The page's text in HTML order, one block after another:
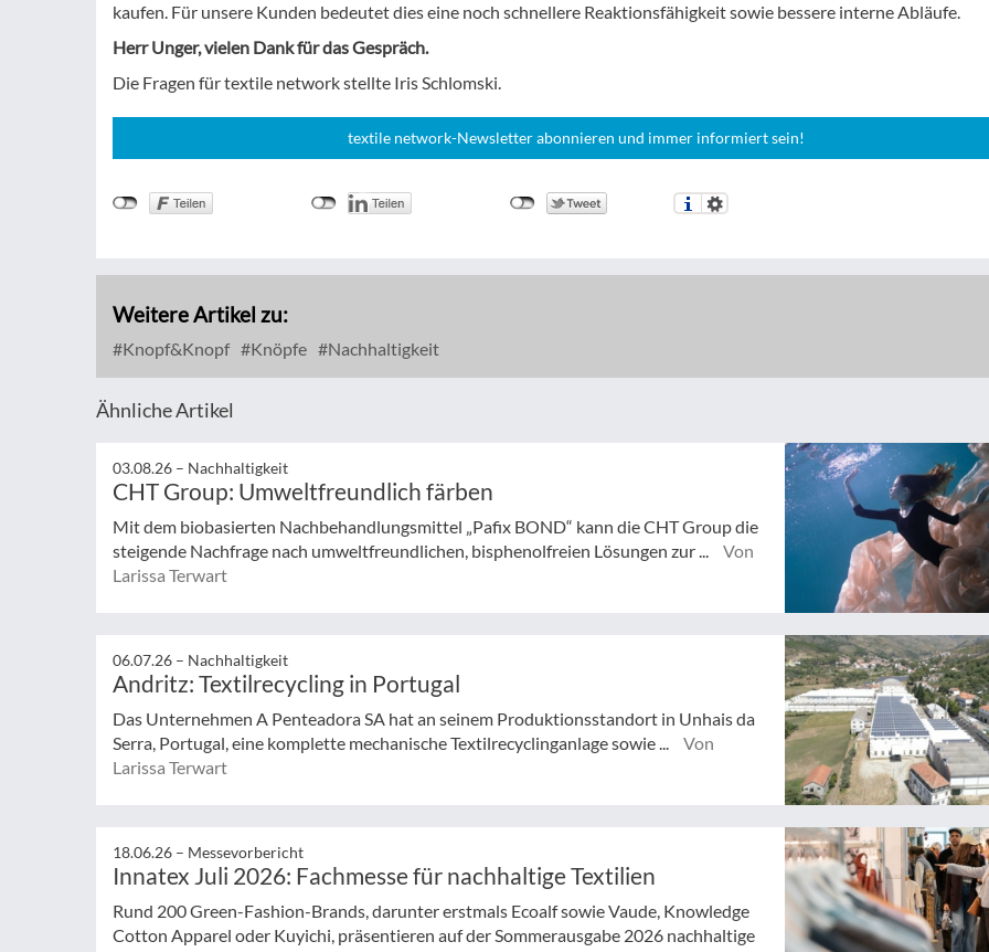
kaufen. Für unsere Kunden bedeutet dies eine noch schnellere Reaktionsfähigkeit sowie bessere interne Abläufe.
Herr Unger, vielen Dank für das Gespräch.
Die Fragen für textile network stellte Iris Schlomski.
textile network-Newsletter abonnieren und immer informiert sein!
Weitere Artikel zu:
Knopf&Knopf Knöpfe Nachhaltigkeit
Ähnliche Artikel
03.08.26 – Nachhaltigkeit
CHT Group: Umweltfreundlich färben
Mit dem biobasierten Nachbehandlungsmittel „Pafix BOND“ kann die CHT Group die
steigende Nachfrage nach umweltfreundlichen, bisphenolfreien Lösungen zur ...
Von
Larissa Terwart
06.07.26 – Nachhaltigkeit
Andritz: Textilrecycling in Portugal
Das Unternehmen A Penteadora SA hat an seinem Produktionsstandort in Unhais da
Serra, Portugal, eine komplette mechanische Textilrecyclinganlage sowie ...
Von
Larissa Terwart
18.06.26 – Messevorbericht
Innatex Juli 2026: Fachmesse für nachhaltige Textilien
Rund 200 Green-Fashion-Brands, darunter erstmals Ecoalf sowie Vaude, Knowledge
Cotton Apparel oder Kuyichi, präsentieren auf der Sommerausgabe 2026 nachhaltige